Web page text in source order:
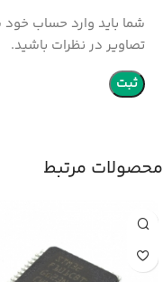
شما باید وارد حساب خود
تصاویر در نظرات باشید.
محصولات مرتبط